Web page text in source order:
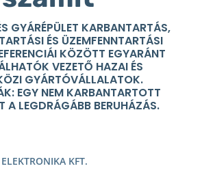
GYÁRÉPÜLET KARBANTARTÁS,
ÉS ÜZEMFENNTARTÁSI
KÖZÖTT EGYARÁNT
VEZETŐ HAZAI ÉS
GYÁRTÓVÁLLALATOK.
EGY NEM KARBANTARTOTT
A LEGDRÁGÁBB BERUHÁZÁS.
KFT.